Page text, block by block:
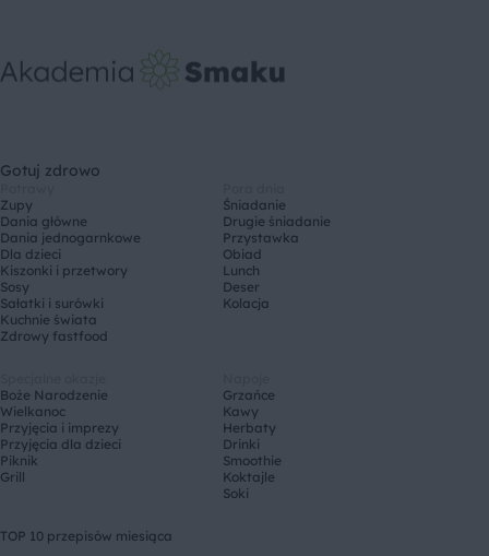
Gotuj zdrowo
Zupy
Dania główne
Dania jednogarnkowe
Dla dzieci
Kiszonki i przetwory
Sosy
Sałatki i surówki
Kuchnie świata
Zdrowy fastfood
Śniadanie
Drugie śniadanie
Przystawka
Obiad
Lunch
Deser
Kolacja
Boże Narodzenie
Wielkanoc
Przyjęcia i imprezy
Przyjęcia dla dzieci
Piknik
Grill
Grzańce
Kawy
Herbaty
Drinki
Smoothie
Koktajle
Soki
TOP 10 przepisów miesiąca